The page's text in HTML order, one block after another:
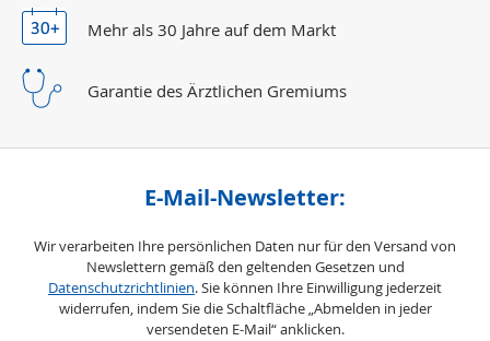
Mehr als 30 Jahre auf dem Markt
Garantie des Ärztlichen Gremiums
E-Mail-Newsletter:
Wir verarbeiten Ihre persönlichen Daten nur für den Versand von
Newslettern gemäß den geltenden Gesetzen und
Datenschutzrichtlinien. Sie können Ihre Einwilligung jederzeit
widerrufen, indem Sie die Schaltfläche „Abmelden in jeder
versendeten E-Mail“ anklicken.